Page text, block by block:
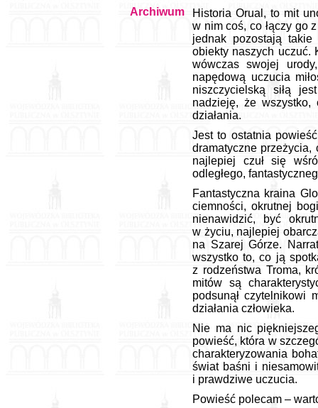
Archiwum
Historia Orual, to mit
w nim coś, co łączy go
jednak pozostają
obiekty naszych uczuć.
wówczas swojej
napędową uczucia
niszczycielską siłą
nadzieję, że
działania.
Jest to ostatnia
dramatyczne przeżycia,
najlepiej czuł się
odległego,
Fantastyczna kraina
ciemności, okrutnej
nienawidzić, być
w życiu, najlepiej
na Szarej Górze.
wszystko to, co ją
z rodzeństwa Troma,
mitów są
podsunął czytelnikowi
działania człowieka.
Nie ma nic
powieść, która w
charakteryzowania
świat baśni i
i prawdziwe uczucia.
Powieść polecam –